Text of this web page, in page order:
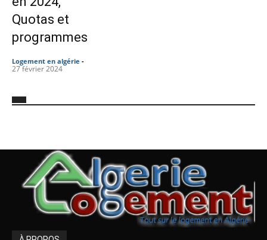
Quotas et
programmes
Logement en algérie -
27 février 2024